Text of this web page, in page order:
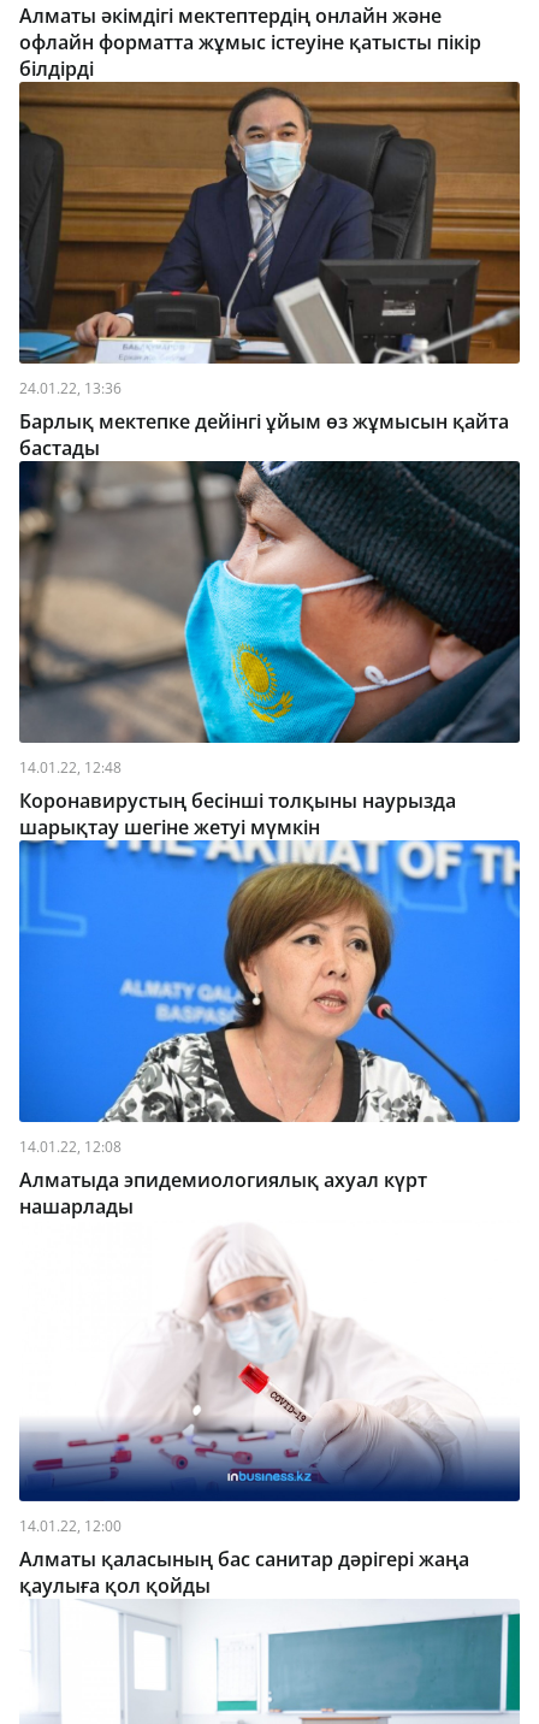
Алматы әкімдігі мектептердің онлайн және
офлайн форматта жұмыс істеуіне қатысты пікір
білдірді
24.01.22, 13:36
Барлық мектепке дейінгі ұйым өз жұмысын қайта
бастады
14.01.22, 12:48
Коронавирустың бесінші толқыны наурызда
шарықтау шегіне жетуі мүмкін
14.01.22, 12:08
Алматыда эпидемиологиялық ахуал күрт
нашарлады
14.01.22, 12:00
Алматы қаласының бас санитар дәрігері жаңа
қаулыға қол қойды